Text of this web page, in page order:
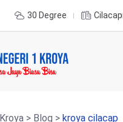
30 Degree Cilacap
> Blog > kroya cilacap